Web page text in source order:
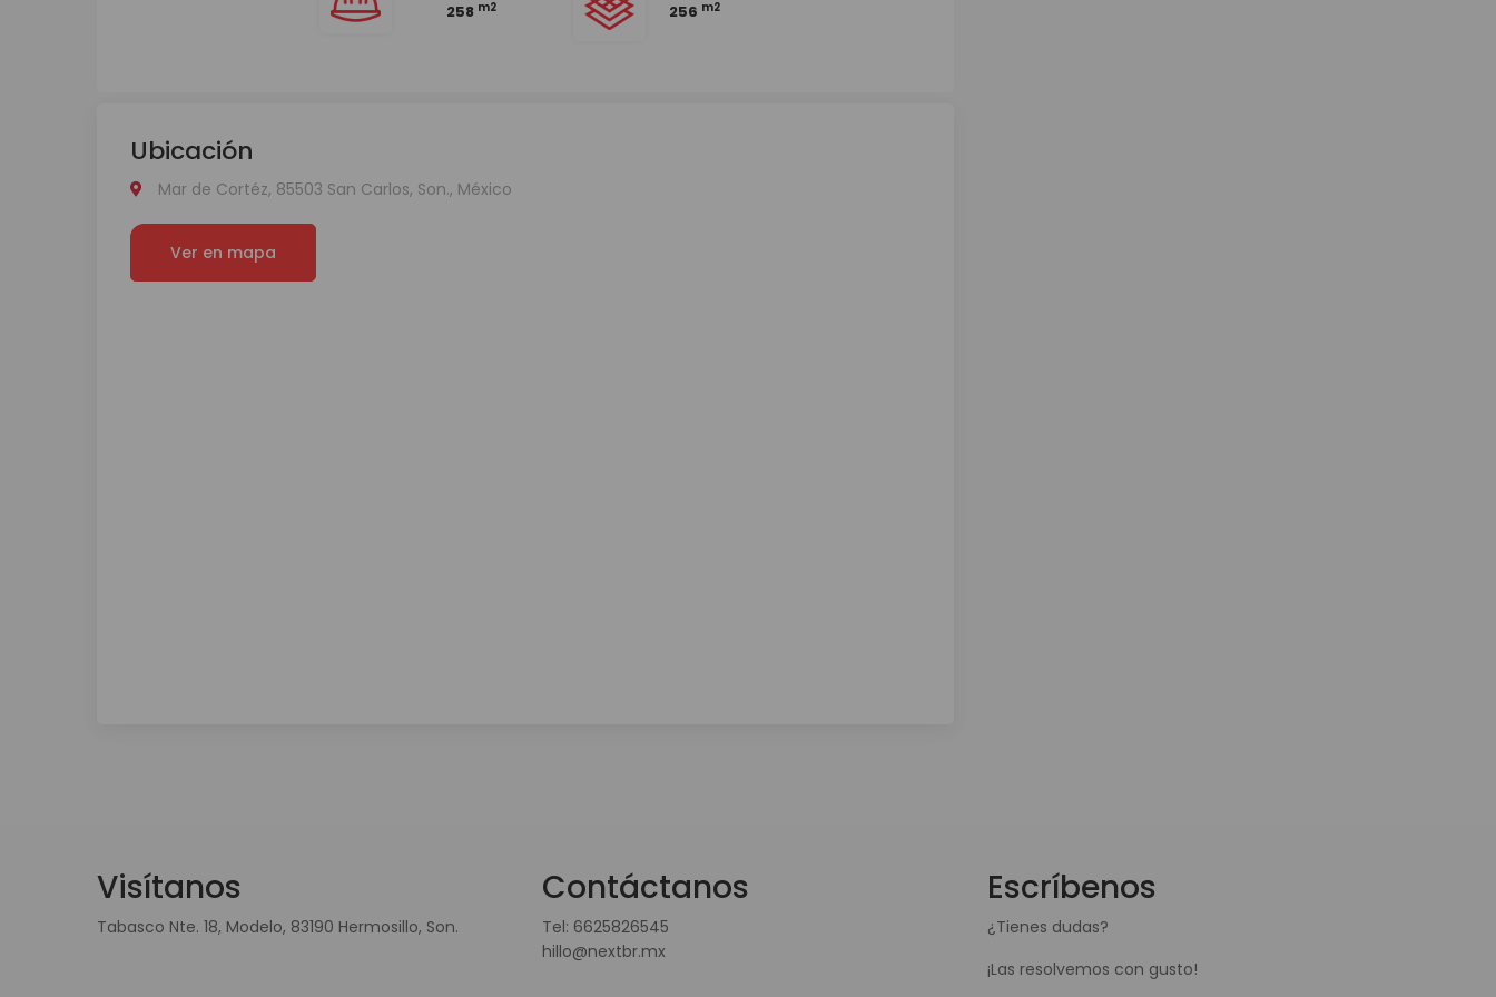
258 m2 256 m2
Ubicación
Mar de Cortéz, 85503 San Carlos, Son., México
Ver en mapa
Visítanos
Tabasco Nte. 18, Modelo, 83190 Hermosillo, Son.
Contáctanos
Tel: 6625826545
hillo@nextbr.mx
Escríbenos
¿Tienes dudas?
¡Las resolvemos con gusto!